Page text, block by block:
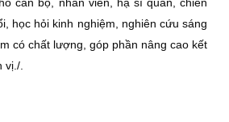
cán bộ, nhân viên, hạ sĩ quan, chiến
học hỏi kinh nghiệm, nghiên cứu sáng
có chất lượng, góp phần nâng cao kết
vị./.